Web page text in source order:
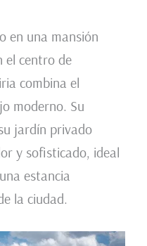
en una mansión
el centro de
combina el
moderno. Su
jardín privado
y sofisticado, ideal
estancia
la ciudad.